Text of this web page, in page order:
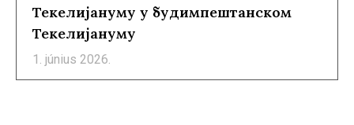
Текелијануму у будимпештанском
Текелијануму
1. június 2026.